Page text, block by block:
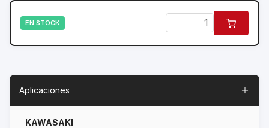
EN STOCK
Aplicaciones
KAWASAKI